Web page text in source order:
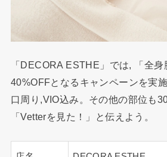
「DECORA ESTHE」では, 「全
40%OFFとなるキャンペーンを実
口周り,VIO込み。その他の部位も
「Vetterを見た！」と伝えよう。